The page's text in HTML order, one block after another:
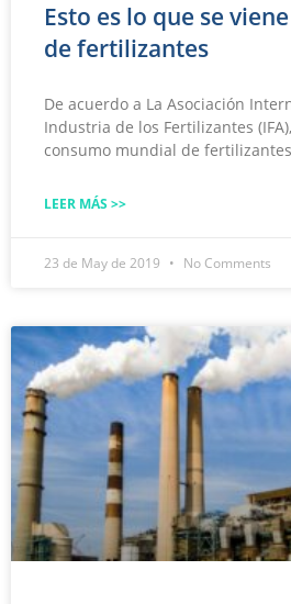
Esto es lo que se
de fertilizantes
De acuerdo a La Asociación
Industria de los Fertilizantes
consumo mundial de
LEER MÁS >>
23 de May de 2019 No Comments